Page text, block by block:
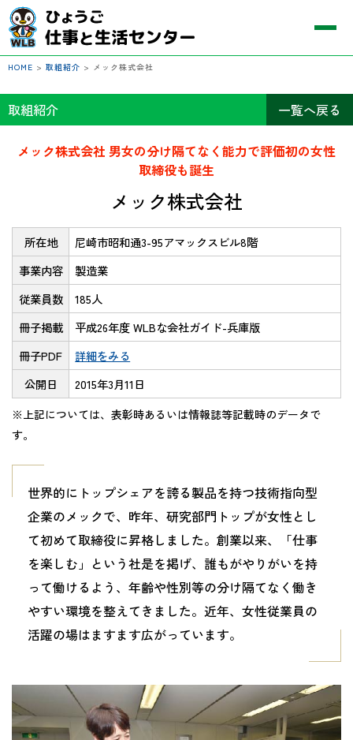
HOME > 取組紹介 > メック株式会社
取組紹介 一覧へ戻る
メック株式会社 男女の分け隔てなく能力で評価初の女性
取締役も誕生
メック株式会社
所在地
尼崎市昭和通3-95アマックスビル8階
事業内容
製造業
従業員数
185人
冊子掲載
平成26年度 WLBな会社ガイド-兵庫版
冊子PDF
詳細をみる
公開日
2015年3月11日
※上記については、表彰時あるいは情報誌等記載時のデータで
す。
世界的にトップシェアを誇る製品を持つ技術指向型
企業のメックで、昨年、研究部門トップが女性とし
て初めて取締役に昇格しました。創業以来、「仕事
を楽しむ」という社是を掲げ、誰もがやりがいを持
って働けるよう、年齢や性別等の分け隔てなく働き
やすい環境を整えてきました。近年、女性従業員の
活躍の場はますます広がっています。